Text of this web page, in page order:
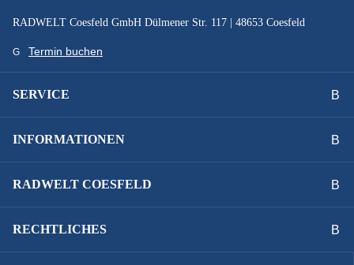
RADWELT Coesfeld GmbH Dülmener Str. 117 | 48653 Coesfeld
Termin buchen
SERVICE
INFORMATIONEN
RADWELT COESFELD
RECHTLICHES